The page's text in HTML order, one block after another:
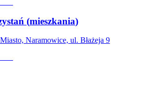
(mieszkania)
Naramowice, ul. Błażeja 9